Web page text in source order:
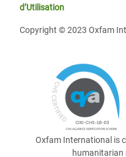
d’Utilisation
Copyright © 2023 Oxfam
Oxfam International is
humanitarian